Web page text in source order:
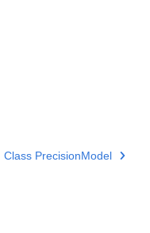
Class PrecisionModel